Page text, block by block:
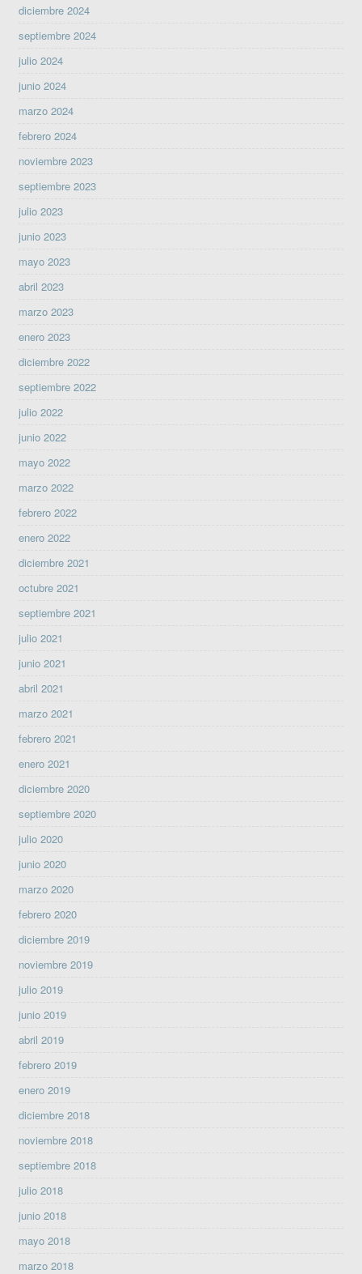
diciembre 2024
septiembre 2024
julio 2024
junio 2024
marzo 2024
febrero 2024
noviembre 2023
septiembre 2023
julio 2023
junio 2023
mayo 2023
abril 2023
marzo 2023
enero 2023
diciembre 2022
septiembre 2022
julio 2022
junio 2022
mayo 2022
marzo 2022
febrero 2022
enero 2022
diciembre 2021
octubre 2021
septiembre 2021
julio 2021
junio 2021
abril 2021
marzo 2021
febrero 2021
enero 2021
diciembre 2020
septiembre 2020
julio 2020
junio 2020
marzo 2020
febrero 2020
diciembre 2019
noviembre 2019
julio 2019
junio 2019
abril 2019
febrero 2019
enero 2019
diciembre 2018
noviembre 2018
septiembre 2018
julio 2018
junio 2018
mayo 2018
marzo 2018